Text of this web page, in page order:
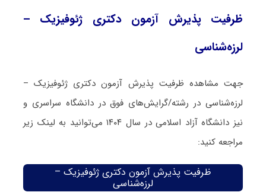
ظرفیت پذیرش آزمون دکتری ژئوفیزیک –
لرزه‌شناسی
جهت مشاهده ظرفیت پذیرش آزمون دکتری ژئوفیزیک –
لرزه‌شناسی در رشته/گرایش‌های فوق در دانشگاه سراسری و
نیز دانشگاه آزاد اسلامی در سال ۱۴۰۴ می‌توانید به لینک زیر
مراجعه کنید:
ظرفیت پذیرش آزمون دکتری ژئوفیزیک –
لرزه‌شناسی